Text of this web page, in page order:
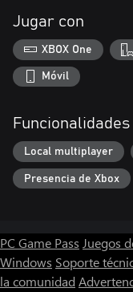
Jugar con
XBOX One
Móvil
Funcionalidades
Local multiplayer
Presencia de Xbox
PC Game Pass Juegos
Windows Soporte
la comunidad